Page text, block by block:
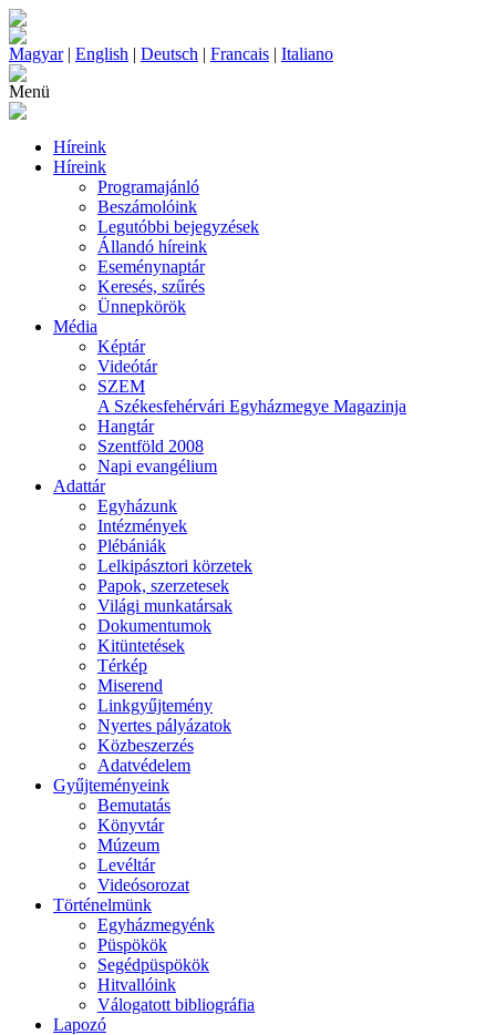
Magyar| English | Deutsch | Francais | Italiano
Menü
Híreink
Híreink
Programajánló
Beszámolóink
Legutóbbi bejegyzések
Állandó híreink
Eseménynaptár
Keresés, szűrés
Ünnepkörök
Média
Képtár
Videótár
SZEM
A Székesfehérvári Egyházmegye Magazinja
Hangtár
Szentföld 2008
Napi evangélium
Adattár
Egyházunk
Intézmények
Plébániák
Lelkipásztori körzetek
Papok, szerzetesek
Világi munkatársak
Dokumentumok
Kitüntetések
Térkép
Miserend
Linkgyűjtemény
Nyertes pályázatok
Közbeszerzés
Adatvédelem
Gyűjteményeink
Bemutatás
Könyvtár
Múzeum
Levéltár
Videósorozat
Történelmünk
Egyházmegyénk
Püspökök
Segédpüspökök
Hitvallóink
Válogatott bibliográfia
Lapozó